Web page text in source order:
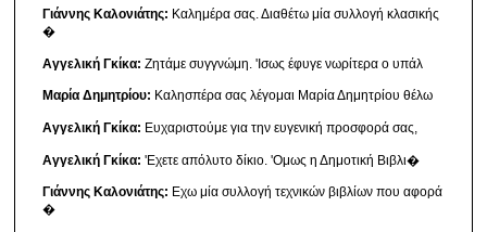
Γιάννης Καλονιάτης: Καλημέρα σας. Διαθέτω μία συλλογή κλασικής
�
Αγγελική Γκίκα: Ζητάμε συγγνώμη. 'Ισως έφυγε νωρίτερα ο υπάλ
Μαρία Δημητρίου: Καλησπέρα σας λέγομαι Μαρία Δημητρίου θέλω
Αγγελική Γκίκα: Ευχαριστούμε για την ευγενική προσφορά σας,
Αγγελική Γκίκα: 'Εχετε απόλυτο δίκιο. 'Ομως η Δημοτική Βιβλι�
Γιάννης Καλονιάτης: Εχω μία συλλογή τεχνικών βιβλίων που αφορά
�